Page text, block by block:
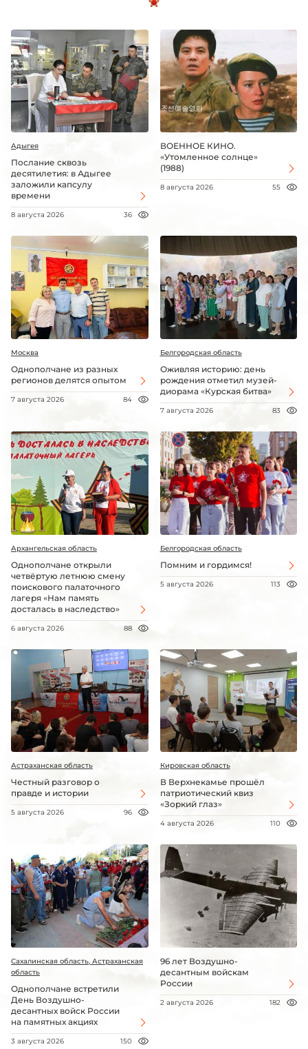
Адыгея
Послание сквозь
десятилетия: в Адыгее
заложили капсулу
времени
8 августа 2026 36
ВОЕННОЕ КИНО.
«Утомленное солнце»
(1988)
8 августа 2026 55
Москва
Однополчане из разных
регионов делятся опытом
7 августа 2026 84
Белгородская область
Оживляя историю: день
рождения отметил музей-
диорама «Курская битва»
7 августа 2026 83
Архангельская область
Однополчане открыли
четвёртую летнюю смену
поискового палаточного
лагеря «Нам память
досталась в наследство»
6 августа 2026 88
Белгородская область
Помним и гордимся!
5 августа 2026 113
Астраханская область
Честный разговор о
правде и истории
5 августа 2026 96
Кировская область
В Верхнекамье прошёл
патриотический квиз
«Зоркий глаз»
4 августа 2026 110
Сахалинская область, Астраханская
область
Однополчане встретили
День Воздушно-
десантных войск России
на памятных акциях
3 августа 2026 150
96 лет Воздушно-
десантным войскам
России
2 августа 2026 182